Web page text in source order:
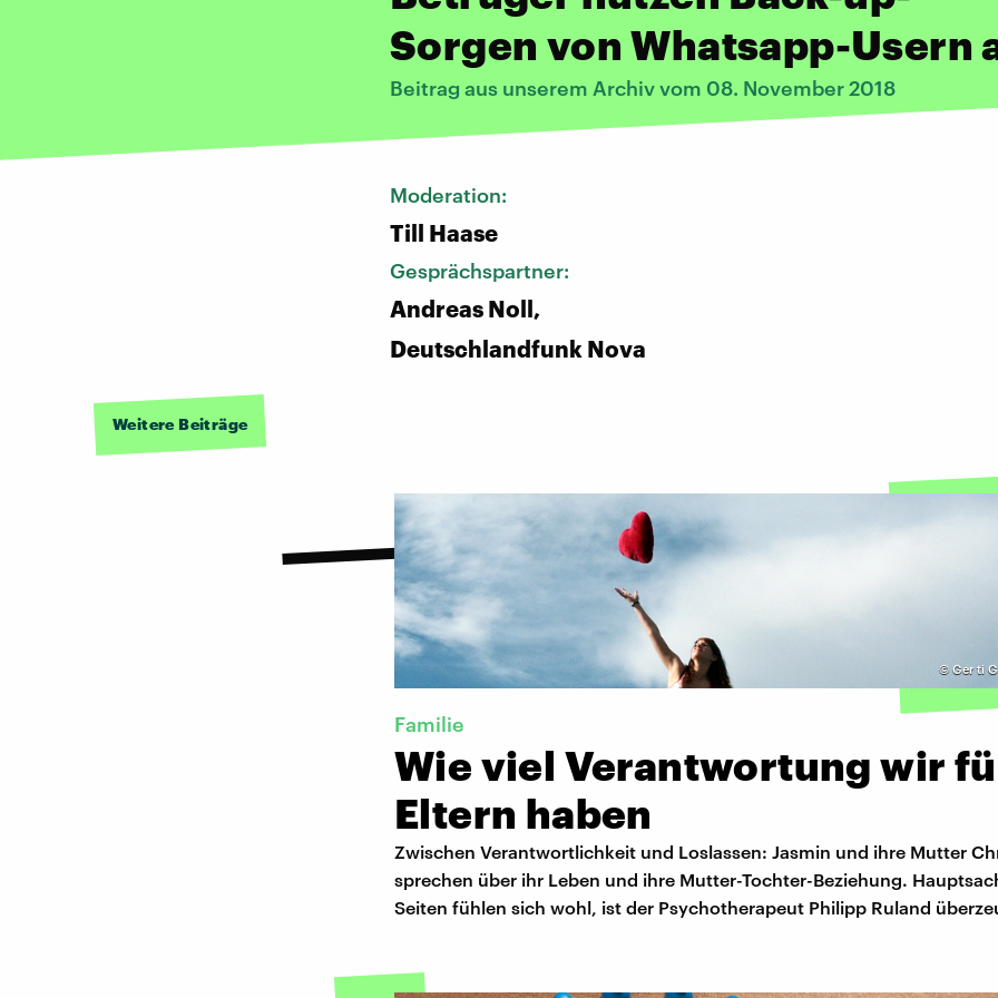
Sorgen von Whatsapp-Usern
Beitrag aus unserem Archiv vom 08. November 2018
Moderation:
Till Haase
Gesprächspartner:
Andreas Noll,
Deutschlandfunk Nova
Weitere Beiträge
© Ger ti
Familie
Wie viel Verantwortung wir
Eltern haben
Zwischen Verantwortlichkeit und Loslassen: Jasmin und ihre Mutter
sprechen über ihr Leben und ihre Mutter-Tochter-Beziehung.
Seiten fühlen sich wohl, ist der Psychotherapeut Philipp Ruland